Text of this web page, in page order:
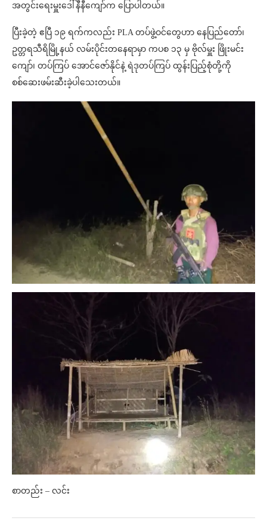
အတွင်းရေးမှူးဒေါ်နီနီကျော်က ပြောပါတယ်။
ပြီးခဲ့တဲ့ ဧပြီ ၁၉ ရက်ကလည်း PLA တပ်ဖွဲ့ဝင်တွေဟာ နေပြည်တော်၊
ဥတ္တရသီရိမြို့နယ် လမ်းပိုင်းတနေရာမှာ ကပစ ၁၃ မှ ဗိုလ်မှူး ဖြိုးမင်း
ကျော်၊ တပ်ကြပ် အောင်ဇော်နိုင်နဲ့ ရဲဒုတပ်ကြပ် ထွန်းပြည့်စုံတို့ကို
စစ်ဆေးဖမ်းဆီးခဲ့ပါသေးတယ်။
စာတည်း – လင်း